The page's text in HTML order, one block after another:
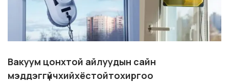
Вакуум цонхтой айлуудын сайн
мэддэггүйчхийхёстойтохиргоо